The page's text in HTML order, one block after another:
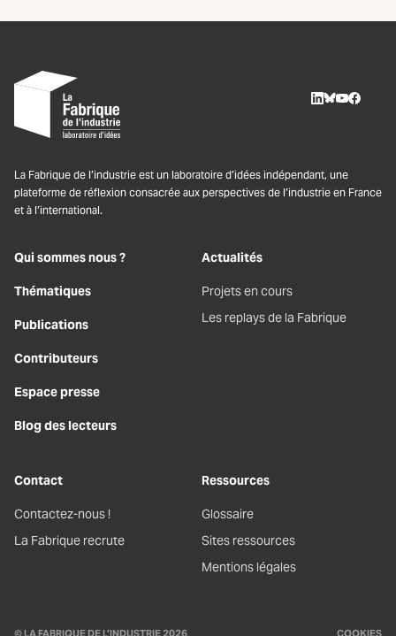
La Fabrique de l’industrie est un laboratoire d’idées indépendant, une
plateforme de réflexion consacrée aux perspectives de l’industrie en France
et à l’international.
Qui sommes nous ?
Thématiques
Publications
Contributeurs
Espace presse
Blog des lecteurs
Actualités
Projets en cours
Les replays de la Fabrique
Contact
Contactez-nous !
La Fabrique recrute
Ressources
Glossaire
Sites ressources
Mentions légales
© LA FABRIQUE DE L’INDUSTRIE 2026 COOKIES